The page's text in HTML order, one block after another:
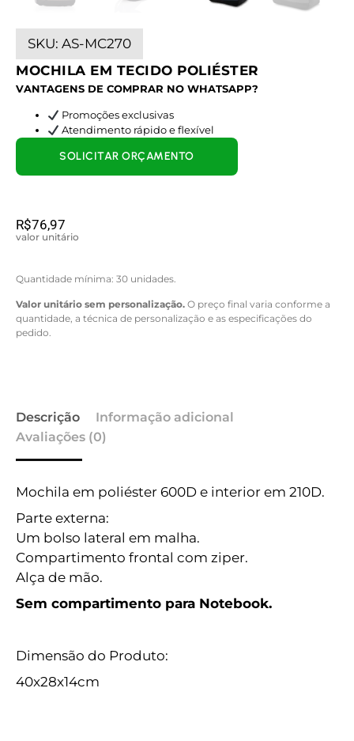
SKU: AS-MC270
MOCHILA EM TECIDO POLIÉSTER
VANTAGENS DE COMPRAR NO WHATSAPP?
Promoções exclusivas
Atendimento rápido e flexível
R$76,97
valor unitário
Quantidade mínima: 30 unidades.
Valor unitário sem personalização. O preço final varia conforme a
quantidade, a técnica de personalização e as especificações do
pedido.
SOLICITAR ORÇAMENTO
Descrição
Informação adicional
Avaliações (0)
Mochila em poliéster 600D e interior em 210D.
Parte externa:
Um bolso lateral em malha.
Compartimento frontal com ziper.
Alça de mão.
Sem compartimento para Notebook.
Dimensão do Produto:
40x28x14cm